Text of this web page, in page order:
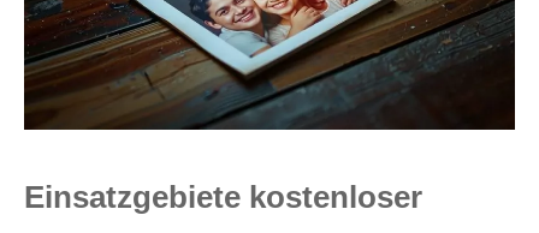
Einsatzgebiete kostenloser